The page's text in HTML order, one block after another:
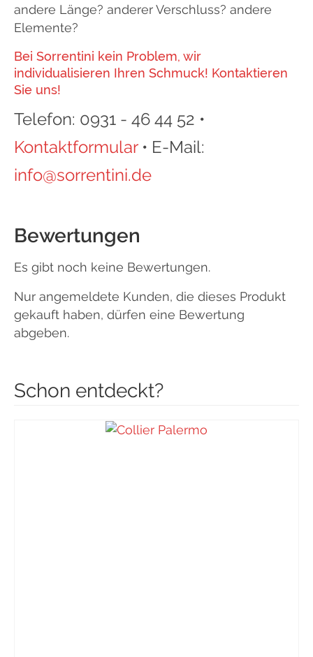
andere Länge? anderer Verschluss? andere
Elemente?
Bei Sorrentini kein Problem, wir
individualisieren Ihren Schmuck! Kontaktieren
Sie uns!
Telefon: 0931 - 46 44 52 •
Kontaktformular• E-Mail:
info@sorrentini.de
Bewertungen
Es gibt noch keine Bewertungen.
Nur angemeldete Kunden, die dieses Produkt
gekauft haben, dürfen eine Bewertung
abgeben.
Schon entdeckt?